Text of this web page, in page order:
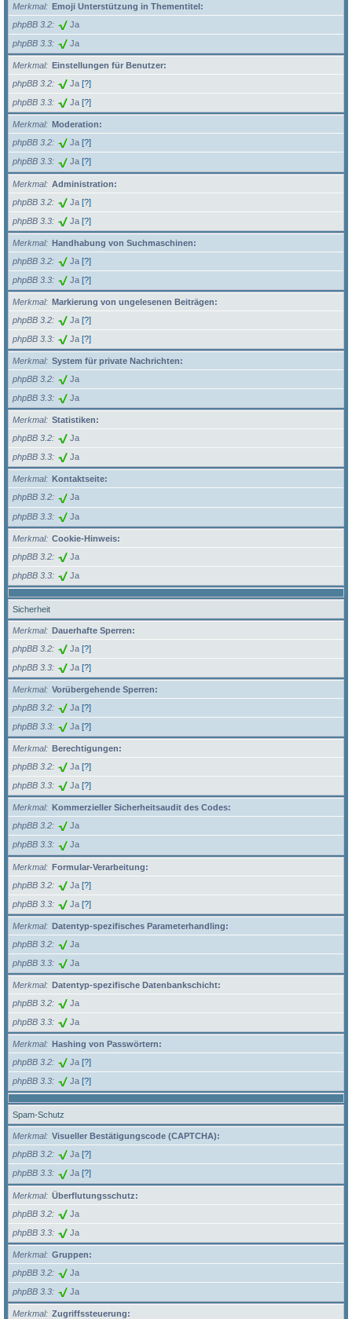
Merkmal
Emoji Unterstützung in Thementitel:
phpBB 3.2
Ja
phpBB 3.3 Ja
Merkmal
Einstellungen für Benutzer:
phpBB 3.2
Ja [?]
phpBB 3.3 Ja [?]
Merkmal
Moderation:
phpBB 3.2
Ja [?]
phpBB 3.3 Ja [?]
Merkmal
Administration:
phpBB 3.2
Ja [?]
phpBB 3.3 Ja [?]
Merkmal
Handhabung von Suchmaschinen:
phpBB 3.2
Ja [?]
phpBB 3.3 Ja [?]
Merkmal
Markierung von ungelesenen Beiträgen:
phpBB 3.2
Ja [?]
phpBB 3.3 Ja [?]
Merkmal
System für private Nachrichten:
phpBB 3.2
Ja
phpBB 3.3 Ja
Merkmal
Statistiken:
phpBB 3.2
Ja
phpBB 3.3 Ja
Merkmal
Kontaktseite:
phpBB 3.2
Ja
phpBB 3.3 Ja
Merkmal
Cookie-Hinweis:
phpBB 3.2
Ja
phpBB 3.3 Ja
Sicherheit
Merkmal
Dauerhafte Sperren:
phpBB 3.2
Ja [?]
phpBB 3.3 Ja [?]
Merkmal
Vorübergehende Sperren:
phpBB 3.2
Ja [?]
phpBB 3.3 Ja [?]
Merkmal
Berechtigungen:
phpBB 3.2
Ja [?]
phpBB 3.3 Ja [?]
Merkmal
Kommerzieller Sicherheitsaudit des Codes:
phpBB 3.2
Ja
phpBB 3.3 Ja
Merkmal
Formular-Verarbeitung:
phpBB 3.2
Ja [?]
phpBB 3.3 Ja [?]
Merkmal
Datentyp-spezifisches Parameterhandling:
phpBB 3.2
Ja
phpBB 3.3 Ja
Merkmal
Datentyp-spezifische Datenbankschicht:
phpBB 3.2
Ja
phpBB 3.3 Ja
Merkmal
Hashing von Passwörtern:
phpBB 3.2
Ja [?]
phpBB 3.3 Ja [?]
Spam-Schutz
Merkmal
Visueller Bestätigungscode (CAPTCHA):
phpBB 3.2
Ja [?]
phpBB 3.3 Ja [?]
Merkmal
Überflutungsschutz:
phpBB 3.2
Ja
phpBB 3.3 Ja
Merkmal
Gruppen:
phpBB 3.2
Ja
phpBB 3.3 Ja
Merkmal
Zugriffssteuerung: